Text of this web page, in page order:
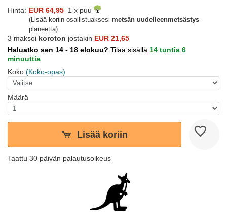
Hinta: EUR 64,95 1 x puu
(Lisää koriin osallistuaksesi metsän uudelleenmetsästys
planeetta)
3 maksoi koroton jostakin EUR 21,65
Haluatko sen 14 - 18 elokuu? Tilaa sisällä 14 tuntia 6
minuuttia
Koko (Koko-opas)
Määrä
Lisää koriin
Taattu 30 päivän palautusoikeus